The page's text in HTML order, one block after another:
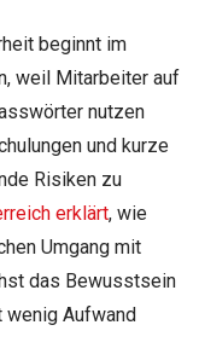
beginnt im
weil Mitarbeiter auf
nutzen
und kurze
Risiken zu
erklärt, wie
Umgang mit
das Bewusstsein
Aufwand